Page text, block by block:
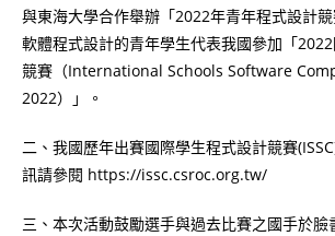
與東海大學合作舉辦「2022年青年程式設計
軟體程式設計的青年學生代表我國參加「
競賽（International Schools Software
2022）」。
二、我國歷年出賽國際學生程式設計競賽
訊請參閱 https://issc.csroc.org.tw/
三、本次活動鼓勵選手與過去比賽之國手於臉